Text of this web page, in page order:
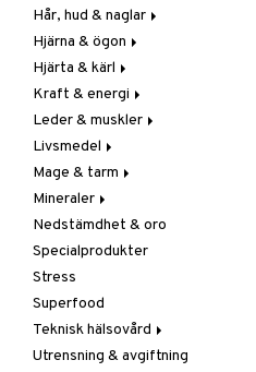
Näringstillskott
Övriga
Sex & lust
Skelett
Urinvägar
Övriga
Prostata
Sex & lust
C-vitamin
Förebyggande &
lindrande
Hostdämpande
Öron, näsa & hals
Övriga
Virushämmande
Vitlök
Hår, hud & naglar
Hår
Kosttillskott
Sol & pigment
Hjärna & ögon
Fettsyror
Minne
Ögon
Hjärta & kärl
Ginkgo biloba
Kärlstärkande
Kolesterolsänkande
Marina fettsyror
Veg fettsyror
Kraft & energi
Ginseng
Övriga
Prestation
Q-10
Rosenrot
Schizandra
Leder & muskler
Kosttillskott
Utvärtes
Livsmedel
Bars
Choklad
Diverse
Drycker
Förvaring
Frukt, frö & nötter
Groddning
Kokos
Mage & tarm
Drycker
Fibrer
Matsmältning
Syrareglerande
Tarm
Utrensning
Mineraler
Järn
Kalcium
Krom
Magnesium
Multimineraler
Övriga
Nedstämdhet & oro
Specialprodukter
Stress
Superfood
Teknisk hälsovård
Ljusterapi
Utrensning & avgiftning